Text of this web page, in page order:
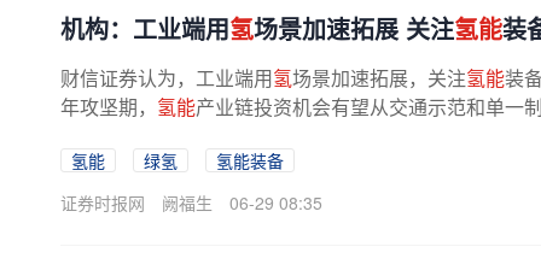
机构：工业端用氢场景加速拓展 关注氢能装
财信证券认为，工业端用氢场景加速拓展，关注氢能装
年攻坚期， 氢能产业链投资机会有望从交通示范和单一
氢能 绿氢
氢能装备
证券时报网
阙福生 06-29 08:35